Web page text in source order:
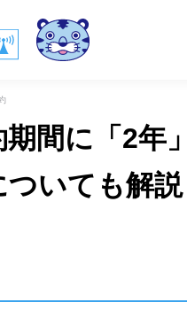
間に「2年
ついても解説